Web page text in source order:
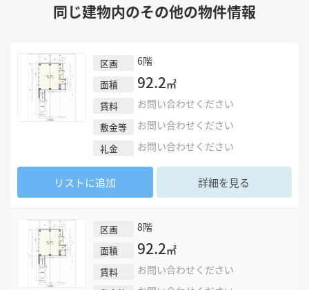
同じ建物内のその他の物件情報
区画 6階
面積 92.2㎡
賃料 お問い合わせください
敷金等 お問い合わせください
礼金 お問い合わせください
リストに追加 詳細を見る
区画 8階
面積 92.2㎡
賃料 お問い合わせください